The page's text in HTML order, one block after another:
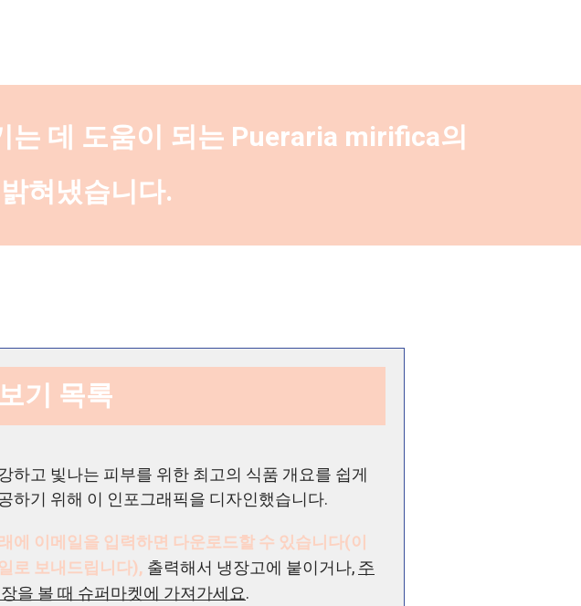
는 데 도움이 되는 Pueraria mirifica의
혀냈습니다.
기 목록
하고 빛나는 피부를 위한 최고의 식품 개요를 쉽게
하기 위해 이 인포그래픽을 디자인했습니다.
에 이메일을 입력하면 다운로드할 수 있습니다(이
로 보내드립니다), 출력해서 냉장고에 붙이거나, 주
을 볼 때 슈퍼마켓에 가져가세요.